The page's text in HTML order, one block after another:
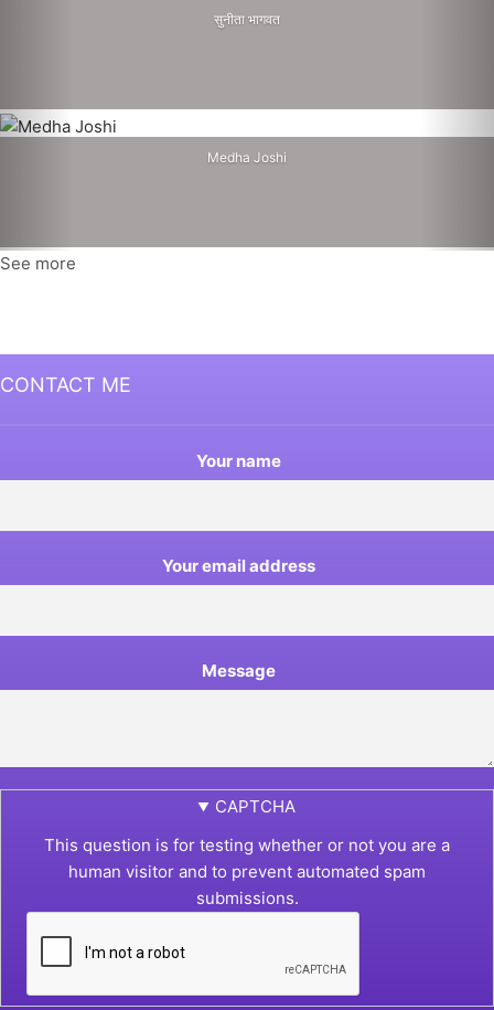
सुनीता भागवत
Medha Joshi
See more
CONTACT ME
Your name
Your email address
Message
CAPTCHA
This question is for testing whether or not you are a
human visitor and to prevent automated spam
submissions.